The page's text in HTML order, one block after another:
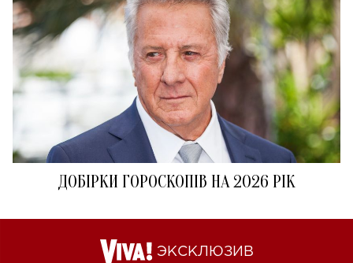
ДОБІРКИ ГОРОСКОПІВ НА 2026 РІК
ЭКСКЛЮЗИВ